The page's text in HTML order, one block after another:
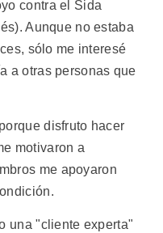
contra el Sida
Aunque no estaba
sólo me interesé
a otras personas que
disfruto hacer
motivaron a
me apoyaron
una "cliente experta"